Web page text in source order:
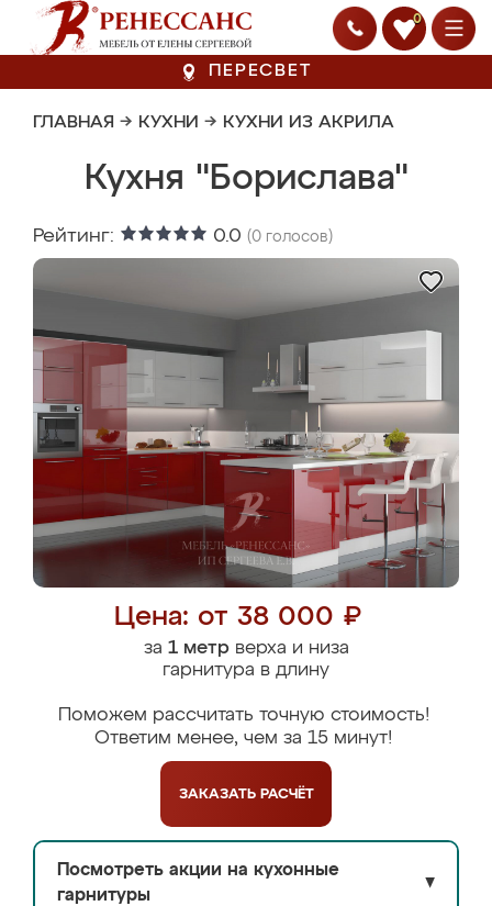
0
ПЕРЕСВЕТ
ГЛАВНАЯ → КУХНИ → КУХНИ ИЗ АКРИЛА
Кухня "Борислава"
Рейтинг: 0.0 (0 голосов)
Цена: от 38 000 ₽
за 1 метрверха и низа
гарнитура в длину
Поможем рассчитать точную стоимость!
Ответим менее, чем за 15 минут!
ЗАКАЗАТЬ РАСЧЁТ
Посмотреть акции на кухонные
гарнитуры
▼